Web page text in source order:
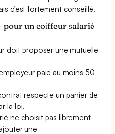
c’est fortement conseillé.
pour un coiffeur salarié
doit proposer une mutuelle
paie au moins 50
respecte un panier de
la loi.
ne choisit pas librement
une